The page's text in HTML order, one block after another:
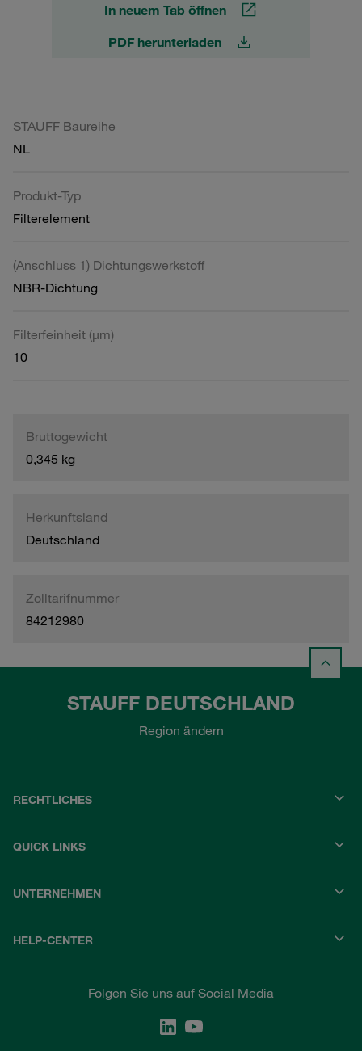
In neuem Tab öffnen
PDF herunterladen
STAUFF Baureihe
NL
Produkt-Typ
Filterelement
(Anschluss 1) Dichtungswerkstoff
NBR-Dichtung
Filterfeinheit (µm)
10
Bruttogewicht
0,345 kg
Herkunftsland
Deutschland
Zolltarifnummer
84212980
STAUFF DEUTSCHLAND
Region ändern
RECHTLICHES
QUICK LINKS
UNTERNEHMEN
HELP-CENTER
Folgen Sie uns auf Social Media